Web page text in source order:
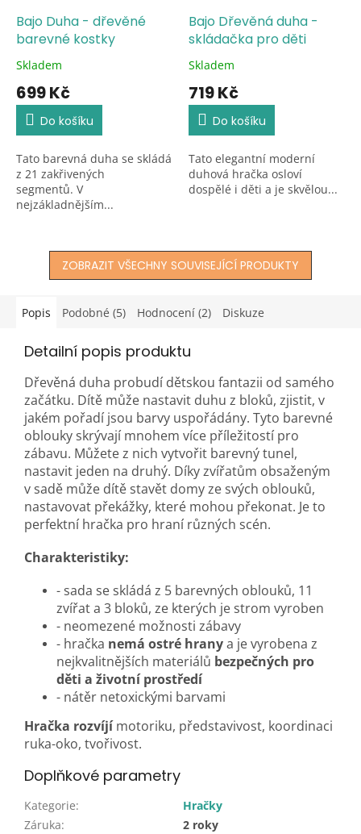
Bajo Duha - dřevěné
barevné kostky
Průměrné
hodnocení
produktu
5,0
5
hvězdiček.
Skladem
699 Kč
Do košíku
Tato barevná duha se skládá
z 21 zakřivených
segmentů. V
nejzákladnějším...
Bajo Dřevěná duha -
skládačka pro děti
Průměrné
hodnocení
produktu
5,0
5
hvězdiček.
Skladem
719 Kč
Do košíku
Tato elegantní moderní
duhová hračka osloví
dospělé i děti a je skvělou...
ZOBRAZIT VŠECHNY SOUVISEJÍCÍ PRODUKTY
Popis Podobné (5) Hodnocení (2) Diskuze
Detailní popis produktu
Dřevěná duha probudí dětskou fantazii od samého
začátku. Dítě může nastavit duhu z bloků, zjistit, v
jakém pořadí jsou barvy uspořádány. Tyto barevné
oblouky skrývají mnohem více příležitostí pro
zábavu. Můžete z nich vytvořit barevný tunel,
nastavit jeden na druhý. Díky zvířatům obsaženým
v sadě může dítě stavět domy ze svých oblouků,
nastavovat překážky, které mohou překonat. Je to
perfektní hračka pro hraní různých scén.
Charakteristiky:
- sada se skládá z 5 barevných oblouků, 11
zvířat a 3 bloků, ze kterých je strom vyroben
- neomezené možnosti zábavy
- hračka nemá ostré hranya je vyrobena z
nejkvalitnějších materiálů bezpečných pro
děti a životní prostředí
- nátěr netoxickými barvami
Hračka rozvíjímotoriku, představivost, koordinaci
ruka-oko, tvořivost.
Doplňkové parametry
Kategorie:
Hračky
Záruka:
2 roky